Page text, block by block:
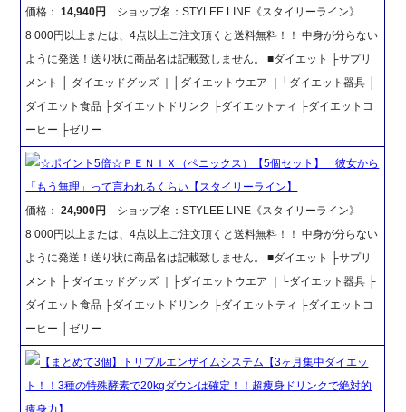
価格：14,940円
ショップ名：STYLEE LINE《スタイリーライン》
8 000円以上または、4点以上ご注文頂くと送料無料！！ 中身が分らない
ように発送！送り状に商品名は記載致しません。 ■ダイエット ├サプリ
メント ├ ダイエッドグッズ ｜├ダイエットウエア ｜└ダイエット器具 ├
ダイエット食品 ├ダイエットドリンク ├ダイエットティ ├ダイエットコ
ーヒー ├ゼリー
☆ポイント5倍☆ＰＥＮＩＸ（ペニックス）【5個セット】 彼女から
「もう無理」って言われるくらい【スタイリーライン】
価格：24,900円
ショップ名：STYLEE LINE《スタイリーライン》
8 000円以上または、4点以上ご注文頂くと送料無料！！ 中身が分らない
ように発送！送り状に商品名は記載致しません。 ■ダイエット ├サプリ
メント ├ ダイエッドグッズ ｜├ダイエットウエア ｜└ダイエット器具 ├
ダイエット食品 ├ダイエットドリンク ├ダイエットティ ├ダイエットコ
ーヒー ├ゼリー
【まとめて3個】トリプルエンザイムシステム【3ヶ月集中ダイエッ
ト！！3種の特殊酵素で20kgダウンは確定！！超痩身ドリンクで絶対的
痩身力】